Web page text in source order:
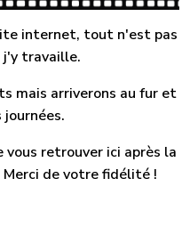
internet, tout n'est pas
j'y travaille.
mais arriverons au fur et
journées.
retrouver ici après la
de votre fidélité !